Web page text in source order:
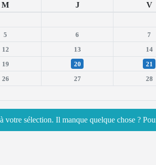
M J V
5 6 7
12 13 14
19 20 21
26 27 28
votre sélection. Il manque quelque chose ?